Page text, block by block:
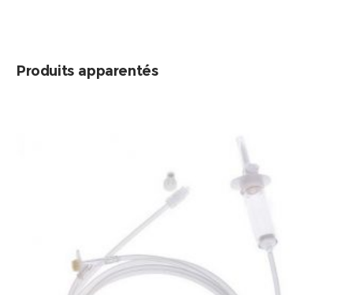
Produits apparentés